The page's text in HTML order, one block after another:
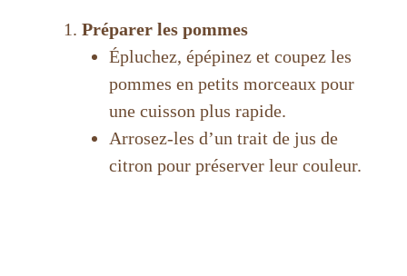
Préparer les pommes
Épluchez, épépinez et coupez les
pommes en petits morceaux pour
une cuisson plus rapide.
Arrosez-les d’un trait de jus de
citron pour préserver leur couleur.